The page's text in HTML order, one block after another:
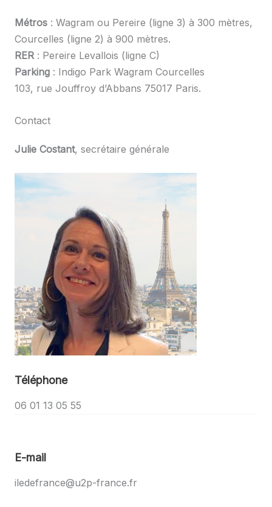
Métros : Wagram ou Pereire (ligne 3) à 300 mètres,
Courcelles (ligne 2) à 900 mètres.
RER : Pereire Levallois (ligne C)
Parking : Indigo Park Wagram Courcelles
103, rue Jouffroy d’Abbans 75017 Paris.
Contact
Julie Costant, secrétaire générale
Téléphone
06 01 13 05 55
E-mail
iledefrance@u2p-france.fr